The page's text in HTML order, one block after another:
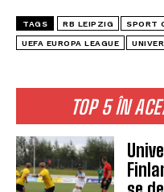
TOP 5 ÎN
TAGS RB LEIPZIG SPORT
UEFA EUROPA LEAGUE